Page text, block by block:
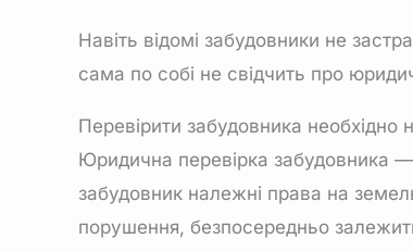
Навіть відомі забудовники не
сама по собі не свідчить про
Перевірити забудовника необхідно
Юридична перевірка забудовника —
забудовник належні права на
порушення, безпосередньо